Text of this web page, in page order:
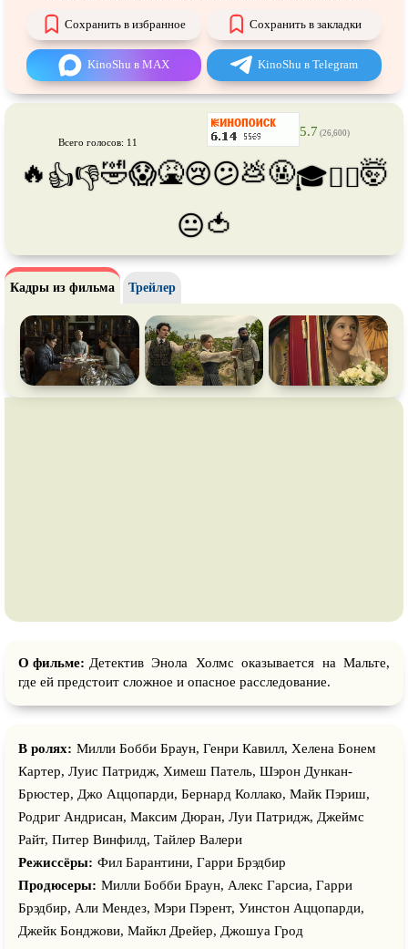
Про собак Про снайперов
Про супергероев Про танки
Про футбол Про хакеров
Про хоккей ифигурное
катание
Про шпионов
Сверхспособности
Стимпанк
Сцены собнажённой натурой Турецкий сериал
Чёрная комедия Экранизация
В ожидании TeleSynch
Сохранить в избранное Сохранить в закладки
KinoShu в MAX KinoShu в Telegram
Всего голосов: 11
5.7 (26,600)
🔥 👍👎🤣😱🤮😢😕💩🤬🎓😵‍💫🤯
😐🍅
Кадры из фильма Трейлер
О фильме: Детектив Энола Холмс оказывается на Мальте,
где ей предстоит сложное и опасное расследование.
В ролях: Милли Бобби Браун, Генри Кавилл, Хелена Бонем
Картер, Луис Патридж, Химеш Патель, Шэрон Дункан-
Брюстер, Джо Аццопарди, Бернард Коллако, Майк Пэриш,
Родриг Андрисан, Максим Дюран, Луи Патридж, Джеймс
Райт, Питер Винфилд, Тайлер Валери
Режиссёры: Фил Барантини, Гарри Брэдбир
Продюсеры: Милли Бобби Браун, Алекс Гарсиа, Гарри
Брэдбир, Али Мендез, Мэри Пэрент, Уинстон Аццопарди,
Джейк Бонджови, Майкл Дрейер, Джошуа Грод